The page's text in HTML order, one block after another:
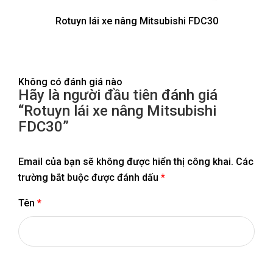
Rotuyn lái xe nâng Mitsubishi FDC30
Không có đánh giá nào
Hãy là người đầu tiên đánh giá
“Rotuyn lái xe nâng Mitsubishi
FDC30”
Email của bạn sẽ không được hiển thị công khai. Các
trường bắt buộc được đánh dấu *
Tên *